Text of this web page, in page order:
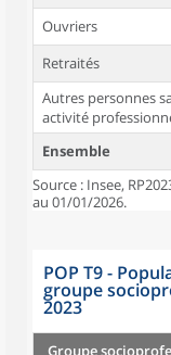
Ouvriers
Retraités
Autres personnes
activité
Ensemble
Source : Insee,
au 01/01/2026.
POP T9 -
groupe
2023
Groupe